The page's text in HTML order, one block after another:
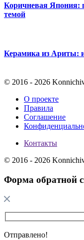
Коричневая Япония:
темой
Керамика из Ариты:
© 2016 - 2026
О проекте
Правила
Соглашение
Контакты
© 2016 - 2026
Форма обратной
Отправлено!